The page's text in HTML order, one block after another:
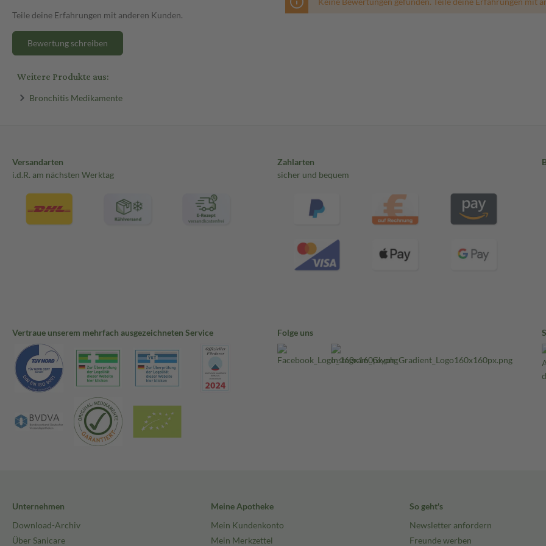
Teile deine Erfahrungen mit anderen Kunden.
Bewertung schreiben
Weitere Produkte aus:
Bronchitis Medikamente
Versandarten
i.d.R. am nächsten Werktag
Zahlarten
sicher und bequem
Vertraue unserem mehrfach ausgezeichneten Service Folge uns
Unternehmen
Download-Archiv
Über Sanicare
Meine Apotheke
Mein Kundenkonto
Mein Merkzettel
So geht's
Newsletter anfordern
Freunde werben